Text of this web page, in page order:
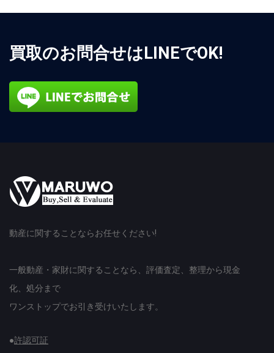
買取のお問合せはLINEでOK!
動産に関することならお任せください!
一般動産・家財に関することなら、評価査定、整理から現金
化、処分まで
ワンストップでお引き受けいたします。
●許認可証